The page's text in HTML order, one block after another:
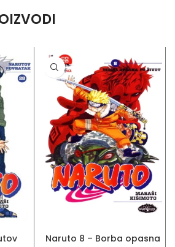
Naruto 8 – Borba opasna